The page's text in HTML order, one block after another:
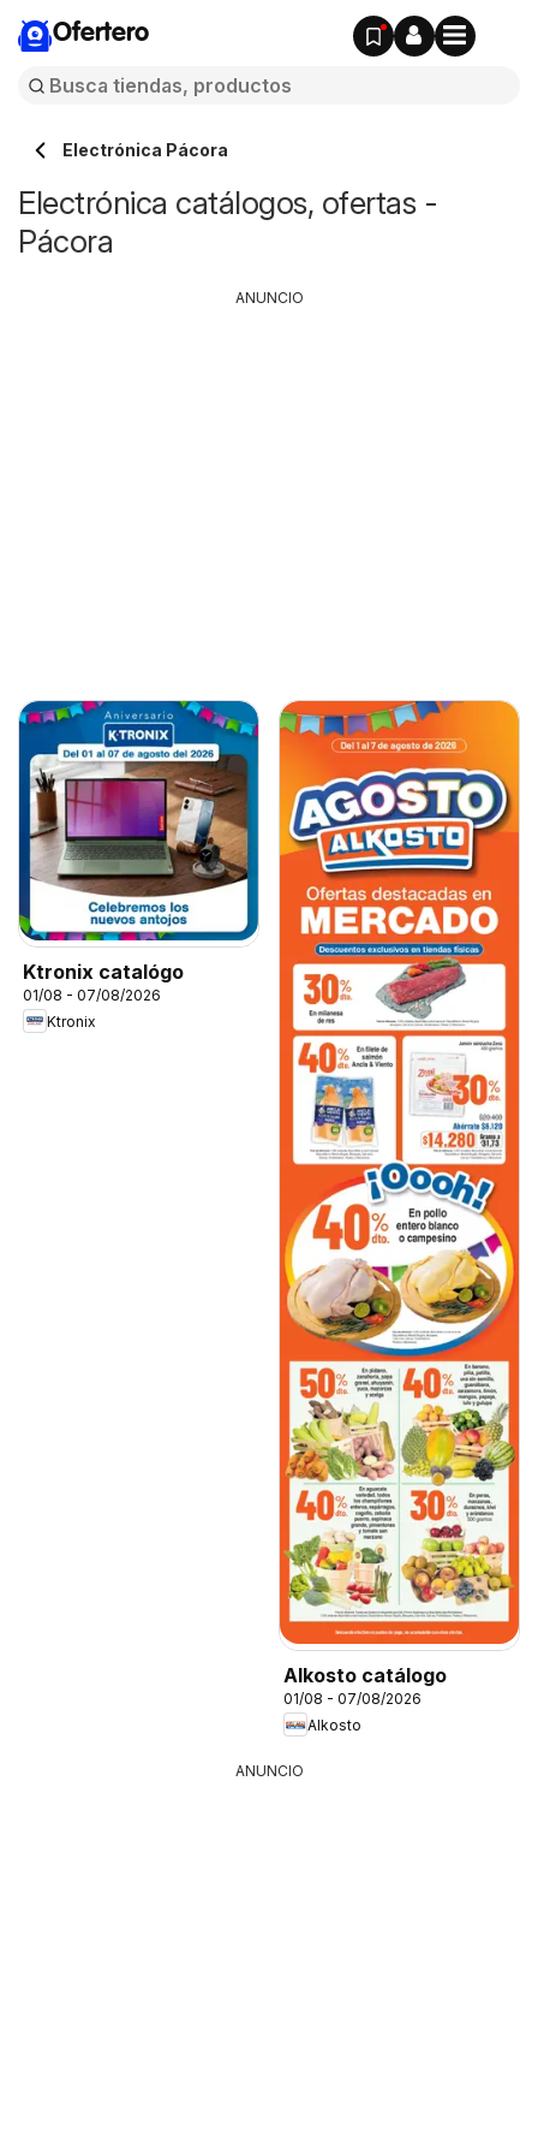
Ofertero
Electrónica Pácora
Electrónica catálogos, ofertas -
Pácora
Ktronix catalógo
01/08 - 07/08/2026
Ktronix
Alkosto catálogo
01/08 - 07/08/2026
Alkosto
ANUNCIO
ANUNCIO